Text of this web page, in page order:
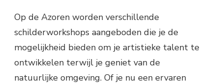
Op de Azoren worden verschillende
schilderworkshops aangeboden die je de
mogelijkheid bieden om je artistieke talent te
ontwikkelen terwijl je geniet van de
natuurlijke omgeving. Of je nu een ervaren